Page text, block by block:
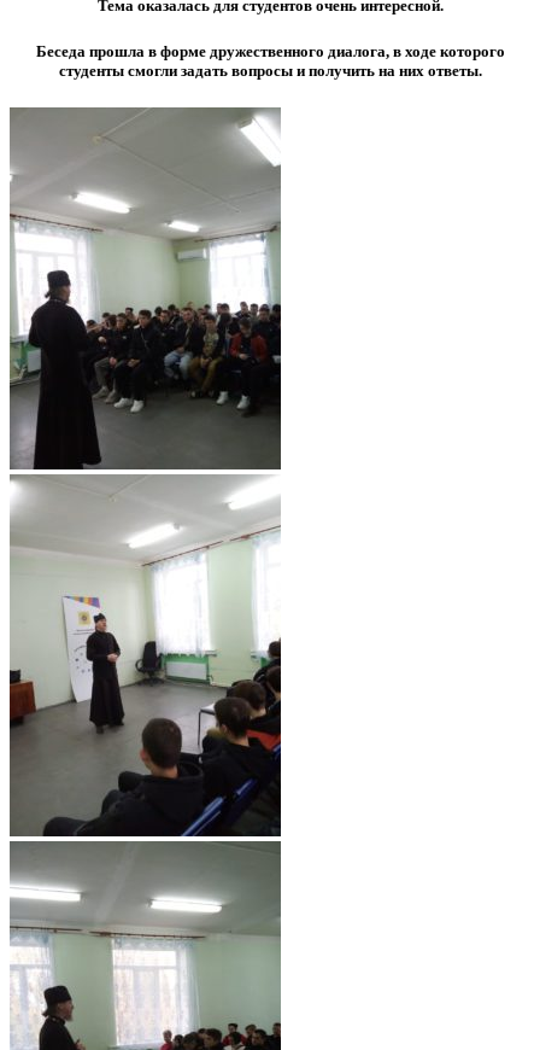
Тема оказалась для студентов очень интересной.
Беседа прошла в форме дружественного диалога, в ходе которого
студенты смогли задать вопросы и получить на них ответы.